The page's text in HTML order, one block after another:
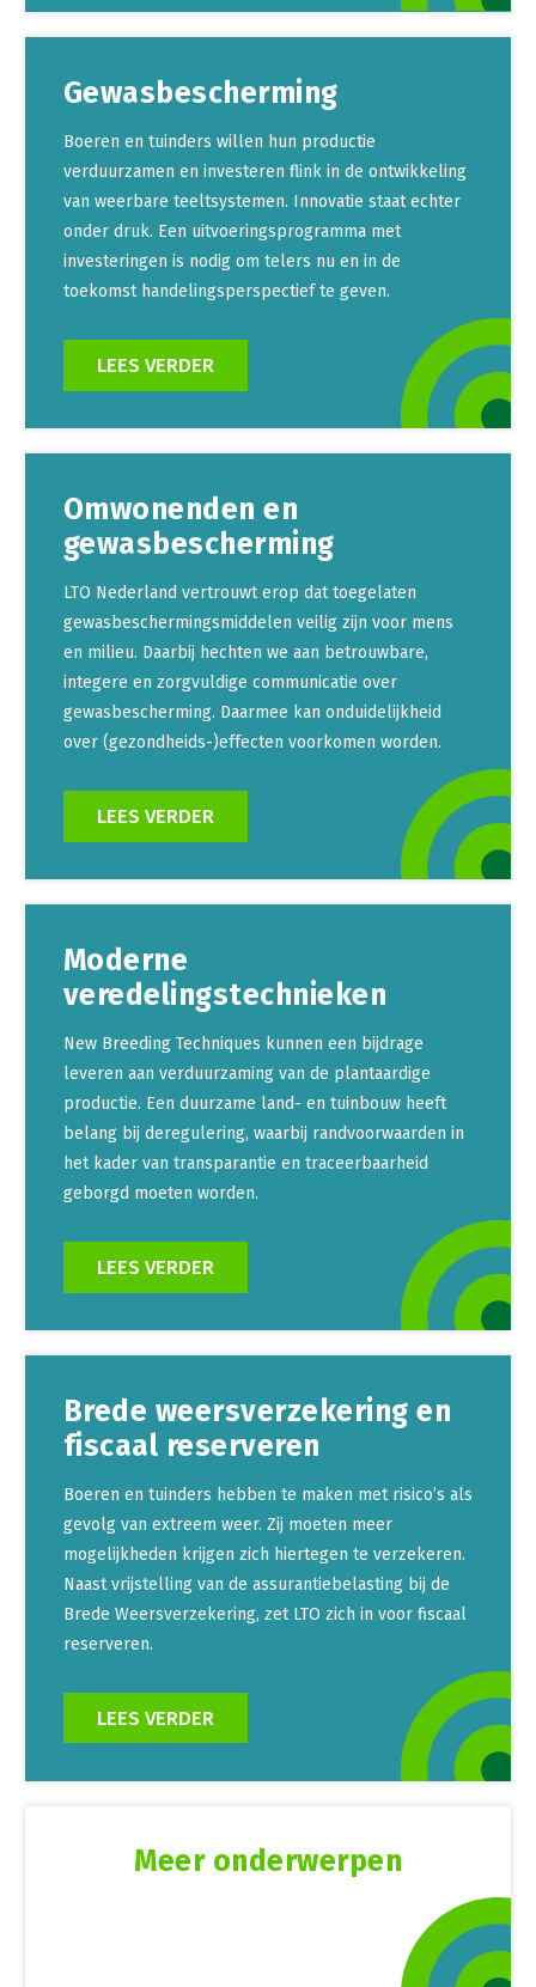
Gewasbescherming
Boeren en tuinders willen hun productie
verduurzamen en investeren flink in de ontwikkeling
van weerbare teeltsystemen. Innovatie staat echter
onder druk. Een uitvoeringsprogramma met
investeringen is nodig om telers nu en in de
toekomst handelingsperspectief te geven.
LEES VERDER
Omwonenden en
gewasbescherming
LTO Nederland vertrouwt erop dat toegelaten
gewasbeschermingsmiddelen veilig zijn voor mens
en milieu. Daarbij hechten we aan betrouwbare,
integere en zorgvuldige communicatie over
gewasbescherming. Daarmee kan onduidelijkheid
over (gezondheids-)effecten voorkomen worden.
LEES VERDER
Moderne
veredelingstechnieken
New Breeding Techniques kunnen een bijdrage
leveren aan verduurzaming van de plantaardige
productie. Een duurzame land- en tuinbouw heeft
belang bij deregulering, waarbij randvoorwaarden in
het kader van transparantie en traceerbaarheid
geborgd moeten worden.
LEES VERDER
Brede weersverzekering en
fiscaal reserveren
Boeren en tuinders hebben te maken met risico’s als
gevolg van extreem weer. Zij moeten meer
mogelijkheden krijgen zich hiertegen te verzekeren.
Naast vrijstelling van de assurantiebelasting bij de
Brede Weersverzekering, zet LTO zich in voor fiscaal
reserveren.
LEES VERDER
Meer onderwerpen